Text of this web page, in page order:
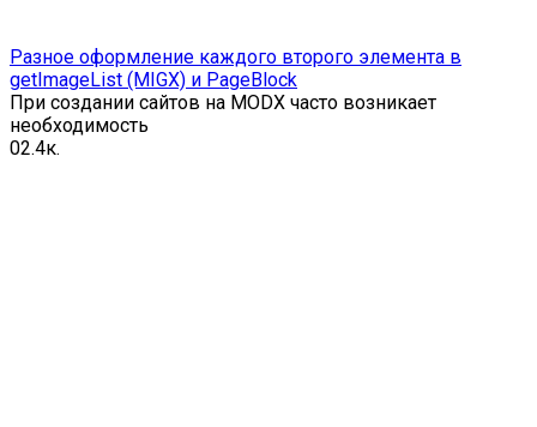
Разное оформление каждого второго элемента в
getImageList (MIGX) и PageBlock
При создании сайтов на MODX часто возникает
необходимость
02.4к.